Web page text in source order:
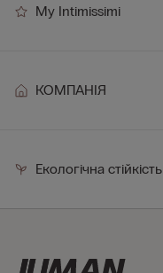
My Intimissimi
КОМПАНІЯ
Екологічна стійкість